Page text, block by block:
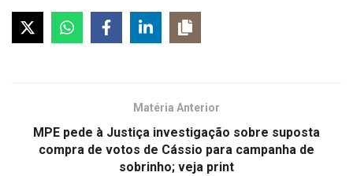
Matéria Anterior
MPE pede à Justiça investigação sobre suposta
compra de votos de Cássio para campanha de
sobrinho; veja print